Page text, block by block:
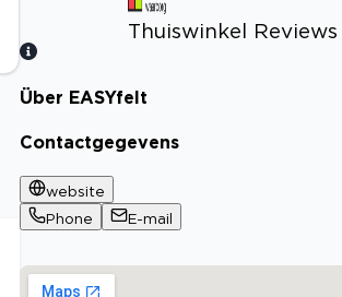
Thuiswinkel Reviews
Bekijk certificaat
Über EASYfelt
Contactgegevens
website
Phone
E-mail